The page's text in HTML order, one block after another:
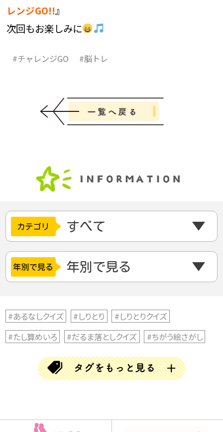
レンジGO!!』
次回もお楽しみに
#チャレンジGO #脳トレ
#あるなしクイズ #しりとり
#しりとりクイズ
#たし算めいろ
#だるま落としクイズ
#ちがう絵さがし
#ちがう絵探し
#とんちクイズ
#なぞなぞ
#ならび替えクイズ
#ならべかえクイズ
#アハムービー
#アハ動画 #クイズ
#クリスマス